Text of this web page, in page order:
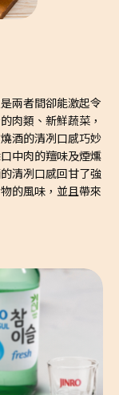
兩者間卻能激起令
肉類、新鮮蔬菜，
酒的清冽口感巧妙
中肉的羶味及煙燻
清冽口感回甘了強
的風味，並且帶來